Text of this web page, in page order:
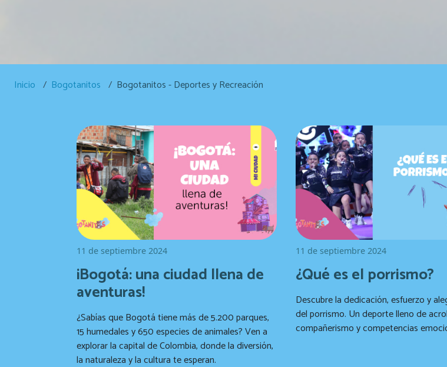
Sobrescribir enlaces de ayuda a la navegación
Inicio Bogotanitos Bogotanitos - Deportes y Recreación
11 de septiembre 2024
¡Bogotá: una ciudad llena de
aventuras!
¿Sabías que Bogotá tiene más de 5.200 parques,
15 humedales y 650 especies de animales? Ven a
explorar la capital de Colombia, donde la diversión,
la naturaleza y la cultura te esperan.
11 de septiembre 2024
¿Qué es el porrismo?
Descubre la dedicación, esfuerzo y
del porrismo. Un deporte lleno de
compañerismo y competencias